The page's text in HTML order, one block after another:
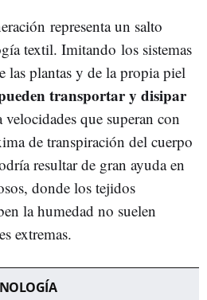
representa un salto
textil. Imitando los sistemas
las plantas y de la propia piel
transportar y disipar
que superan con
de transpiración del cuerpo
resultar de gran ayuda en
donde los tejidos
la humedad no suelen
extremas.